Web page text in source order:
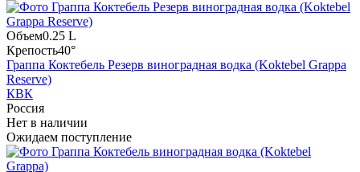
Объем0.25 L
Крепость40°
Граппа Коктебель Резерв виноградная водка (Koktebel Grappa
Reserve)
КВК
Россия
Нет в наличии
Ожидаем поступление